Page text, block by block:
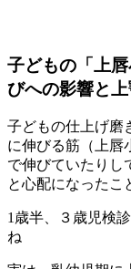
子どもの「上
びへの影響と
子どもの仕上げ磨
に伸びる筋（上唇
で伸びていたりし
と心配になったこ
1歳半、３歳児検
ね